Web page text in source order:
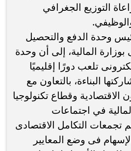
التوزيع الجغرافي
وحدة الدفع والتحصيل
بوزارة المالية، إلى أن وحدة
تلعب دورًا إقليميًا
البناءة، بالتعاون مع
الاقتصادية وقطاع تكنولوجيا
في اجتماعات
تجمعات التكامل الاقتصادى
فى وضع المعايير